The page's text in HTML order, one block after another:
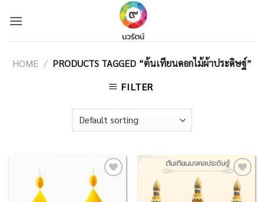
HOME / PRODUCTS TAGGED “ต้นเทียนดอกไม้ผ้าประดิษฐ์”
FILTER
Wishlist
Add to
Wishlist